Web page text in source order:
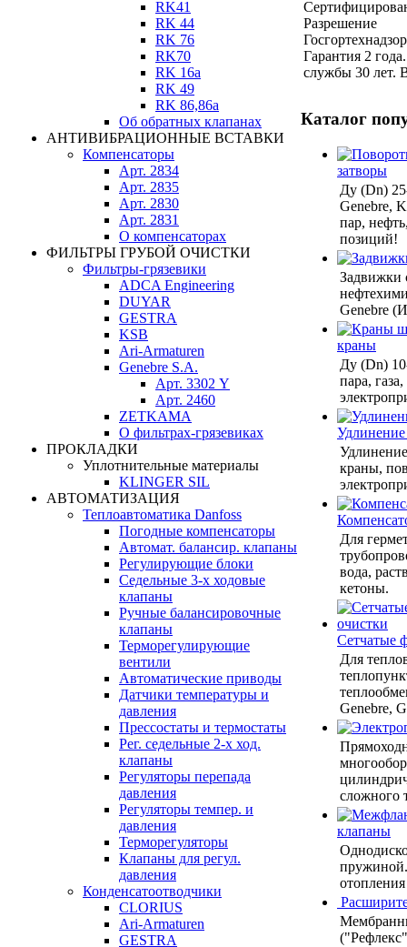
RK41
RK 44
RK 76
RK70
RK 16a
RK 49
RK 86,86a
Об обратных клапанах
АНТИВИБРАЦИОННЫЕ ВСТАВКИ
Компенсаторы
Арт. 2834
Арт. 2835
Арт. 2830
Арт. 2831
О компенсаторах
ФИЛЬТРЫ ГРУБОЙ ОЧИСТКИ
Фильтры-грязевики
ADCA Engineering
DUYAR
GESTRA
KSB
Ari-Armaturen
Genebre S.A.
Арт. 3302 Y
Арт. 2460
ZETKAMA
О фильтрах-грязевиках
ПРОКЛАДКИ
Уплотнительные материалы
KLINGER SIL
АВТОМАТИЗАЦИЯ
Теплоавтоматика Danfoss
Погодные компенсаторы
Автомат. балансир. клапаны
Регулирующие блоки
Седельные 3-х ходовые
клапаны
Ручные балансировочные
клапаны
Терморегулирующие
вентили
Автоматические приводы
Датчики температуры и
давления
Прессостаты и термостаты
Рег. седельные 2-х ход.
клапаны
Регуляторы перепада
давления
Регуляторы темпер. и
давления
Терморегуляторы
Клапаны для регул.
давления
Конденсатоотводчики
CLORIUS
Ari-Armaturen
GESTRA
Разрешение
Гарантия 2
службы 30 лет.
Каталог
затворы
Ду (Dn)
Genebre,
пар,
позиций!
Задвижки
Genebre
краны
Ду (Dn)
пара,
краны,
Для
вода,
кетоны.
Сетчатые
Для
Genebre,
сложного
клапаны